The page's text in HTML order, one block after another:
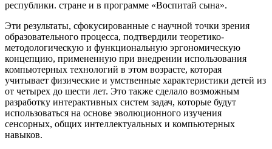
республики. стране и в программе «Воспитай сына».
Эти результаты, сфокусированные с научной точки зрения
образовательного процесса, подтвердили теоретико-
методологическую и функциональную эргономическую
концепцию, примененную при внедрении использования
компьютерных технологий в этом возрасте, которая
учитывает физические и умственные характеристики детей из
от четырех до шести лет. Это также сделало возможным
разработку интерактивных систем задач, которые будут
использоваться на основе эволюционного изучения
сенсорных, общих интеллектуальных и компьютерных
навыков.